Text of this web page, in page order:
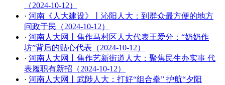
（2024-10-12）
· 河南《人大建设》丨沁阳人大：到群众最方便的地方
问政于民（2024-10-12）
· 河南人大网丨焦作马村区人大代表王爱分：“奶奶作
坊”背后的贴心代表（2024-10-12）
· 河南人大网丨焦作艺新街道人大：聚焦民生办实事 代
表履职有新招（2024-10-12）
· 河南人大网丨武陟人大：打好“组合拳” 护航“夕阳